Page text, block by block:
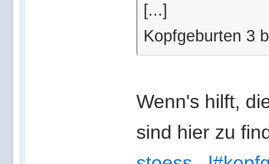
[...]
Kopfgeburten 3
Wenn's hilft,
sind hier zu